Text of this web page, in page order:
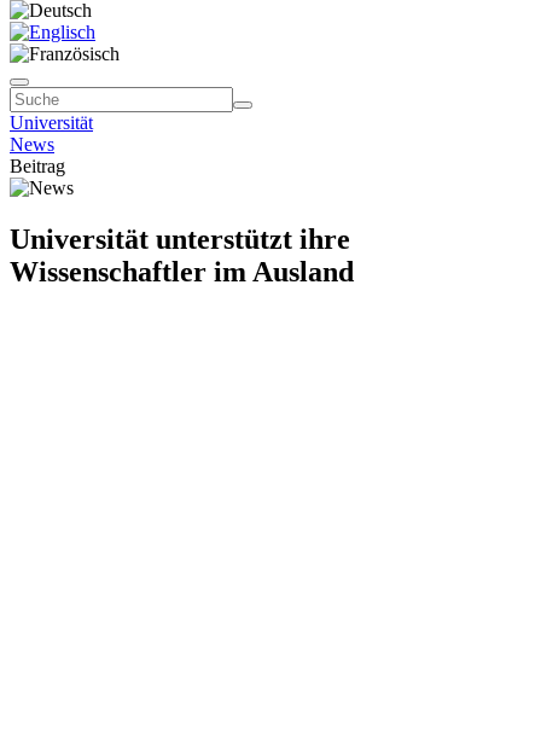
Universität
News
Beitrag
Universität unterstützt ihre
Wissenschaftler im Ausland